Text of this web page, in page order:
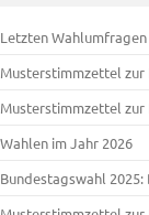
Letzten
Musterstimmzettel zur
Musterstimmzettel
Wahlen im Jahr 2026
Bundestagswahl